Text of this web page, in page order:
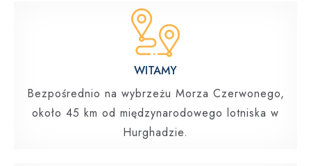
WITAMY
Bezpośrednio na wybrzeżu Morza Czerwonego,
około 45 km od międzynarodowego lotniska w
Hurghadzie.